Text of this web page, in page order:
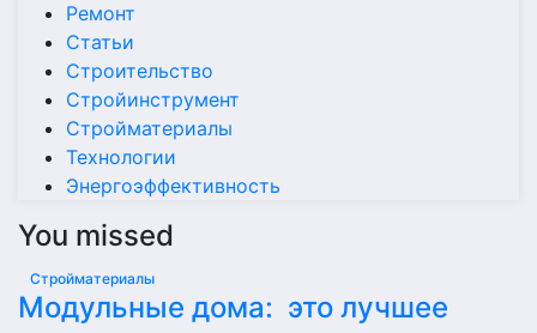
Ремонт
Статьи
Строительство
Стройинструмент
Стройматериалы
Технологии
Энергоэффективность
You missed
Стройматериалы
Модульные дома: это лучшее